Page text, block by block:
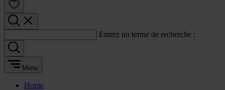
Entrez un terme de recherche :
Menu
Home